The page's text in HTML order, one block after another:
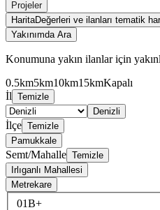
Projeler
HaritaDeğerleri ve ilanları tematik
Yakınımda Ara
Konumuna yakın ilanlar için
0.5km5km10km15kmKapalı
İl Temizle
Denizli
İlçe Temizle
Pamukkale
Semt/Mahalle Temizle
Irlıganlı Mahallesi
Metrekare
01B+